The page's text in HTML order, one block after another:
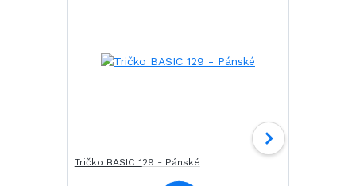
Tričko BASIC 129 - Pánské